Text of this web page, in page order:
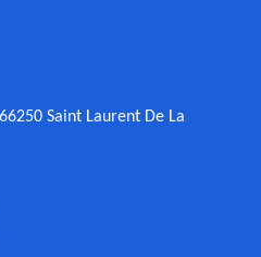
Saint Laurent De La